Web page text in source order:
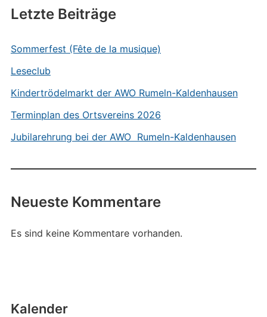
Letzte Beiträge
Sommerfest (Fête de la musique)
Leseclub
Kindertrödelmarkt der AWO Rumeln-Kaldenhausen
Terminplan des Ortsvereins 2026
Jubilarehrung bei der AWO Rumeln-Kaldenhausen
Neueste Kommentare
Es sind keine Kommentare vorhanden.
Kalender